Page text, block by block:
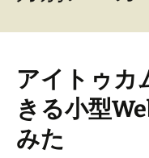
キ
プ
アイトゥカ
きる小型
みた